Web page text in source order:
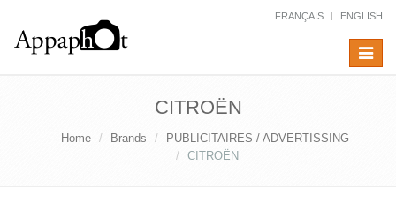
FRANÇAIS ENGLISH
Toggle
CITROËN
Home Brands
PUBLICITAIRES / ADVERTISSING
CITROËN